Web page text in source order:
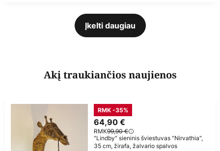
Įkelti daugiau
Akį traukiančios naujienos
64,90 €
RMK99,90 €
RMK -35%
"Lindby" sieninis šviestuvas "Nirvathia",
35 cm, žirafa, žalvario spalvos